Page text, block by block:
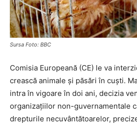
Sursa Foto: BBC
Comisia Europeană (CE) le va
crească animale și păsări în cuști.
intra în vigoare în doi ani, decizia
organizațiilor non-guvernamentale
drepturile necuvântătoarelor,